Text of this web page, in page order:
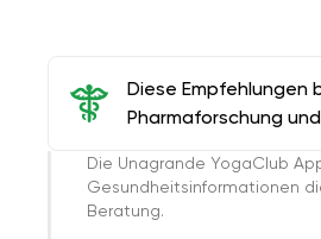
Diese Empfehlungen
Pharmaforschung
Die Unagrande YogaClub
Gesundheitsinformationen
Beratung.